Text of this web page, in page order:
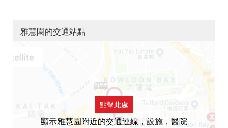
雅慧園的交通站點
點擊此處
顯示雅慧園附近的交通連線，設施，醫院